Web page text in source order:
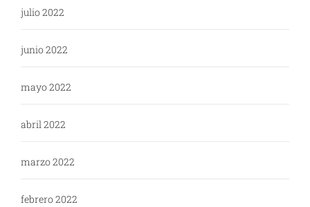
julio 2022
junio 2022
mayo 2022
abril 2022
marzo 2022
febrero 2022